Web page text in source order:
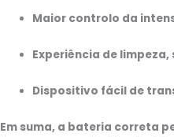
Maior controlo da
Experiência de
Dispositivo fácil de
Em suma, a bateria correta